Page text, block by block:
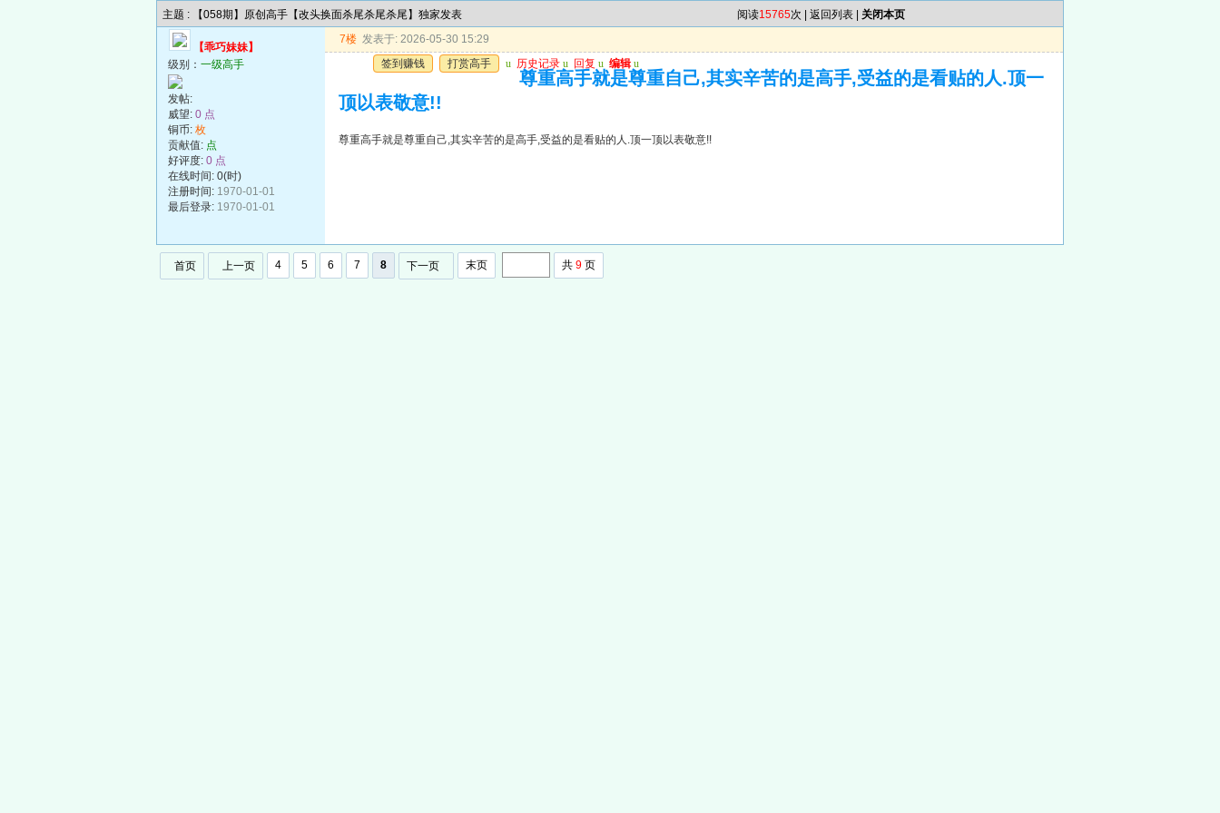
主题 : 【058期】原创高手【改头换面杀尾杀尾杀尾】独家发表 阅读15765次 | 返回列表 关闭本页
【乖巧妹妹】
级别： 一级高手
发帖:
威望: 0 点
铜币: 枚
贡献值: 点
好评度: 0 点
在线时间: 0(时)
注册时间: 1970-01-01
最后登录: 1970-01-01
7楼 发表于: 2026-05-30 15:29
签到赚钱
打赏高手 u 历史记录 u 回复 u 编辑 u
尊重高手就是尊重自己,其实辛苦的是高手,受益的是看贴的人.顶一
顶以表敬意!!
尊重高手就是尊重自己,其实辛苦的是高手,受益的是看贴的人.顶一顶以表敬意!!
首页 上一页 4 5 6 7 8 下一页 末页 共 9 页